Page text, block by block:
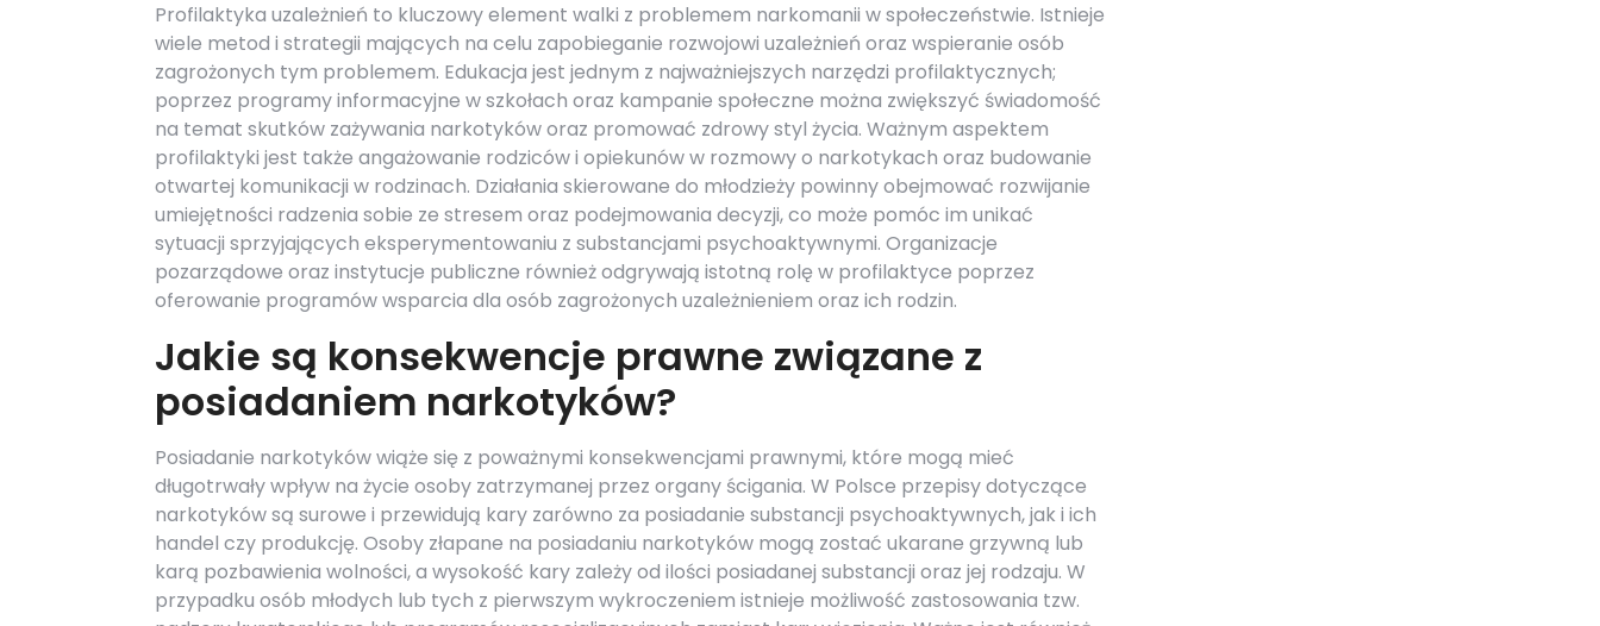
Profilaktyka uzależnień to kluczowy element walki z problemem narkomanii w społeczeństwie. Istnieje
wiele metod i strategii mających na celu zapobieganie rozwojowi uzależnień oraz wspieranie osób
zagrożonych tym problemem. Edukacja jest jednym z najważniejszych narzędzi profilaktycznych;
poprzez programy informacyjne w szkołach oraz kampanie społeczne można zwiększyć świadomość
na temat skutków zażywania narkotyków oraz promować zdrowy styl życia. Ważnym aspektem
profilaktyki jest także angażowanie rodziców i opiekunów w rozmowy o narkotykach oraz budowanie
otwartej komunikacji w rodzinach. Działania skierowane do młodzieży powinny obejmować rozwijanie
umiejętności radzenia sobie ze stresem oraz podejmowania decyzji, co może pomóc im unikać
sytuacji sprzyjających eksperymentowaniu z substancjami psychoaktywnymi. Organizacje
pozarządowe oraz instytucje publiczne również odgrywają istotną rolę w profilaktyce poprzez
oferowanie programów wsparcia dla osób zagrożonych uzależnieniem oraz ich rodzin.
Jakie są konsekwencje prawne związane z
posiadaniem narkotyków?
Posiadanie narkotyków wiąże się z poważnymi konsekwencjami prawnymi, które mogą mieć
długotrwały wpływ na życie osoby zatrzymanej przez organy ścigania. W Polsce przepisy dotyczące
narkotyków są surowe i przewidują kary zarówno za posiadanie substancji psychoaktywnych, jak i ich
handel czy produkcję. Osoby złapane na posiadaniu narkotyków mogą zostać ukarane grzywną lub
karą pozbawienia wolności, a wysokość kary zależy od ilości posiadanej substancji oraz jej rodzaju. W
przypadku osób młodych lub tych z pierwszym wykroczeniem istnieje możliwość zastosowania tzw.